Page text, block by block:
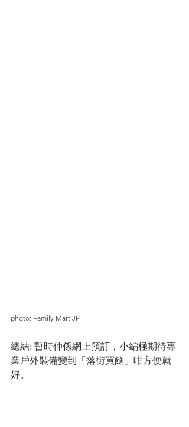
photo: Family Mart JP
總結: 暫時仲係網上預訂，小編極期待專
業戶外裝備變到「落街買餸」咁方便就
好。